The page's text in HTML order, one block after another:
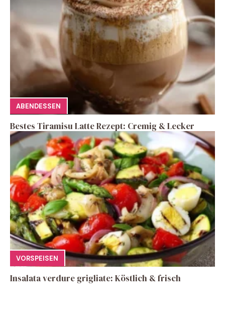
ABENDESSEN
Bestes Tiramisu Latte Rezept: Cremig & Lecker
VORSPEISEN
Insalata verdure grigliate: Köstlich & frisch